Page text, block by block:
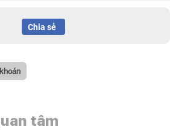
Chia sẻ
tâm